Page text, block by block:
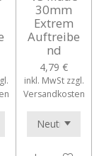
30mm
Extrem
Auftreibe
nd
4,79 €
inkl. MwSt zzgl.
Versandkosten